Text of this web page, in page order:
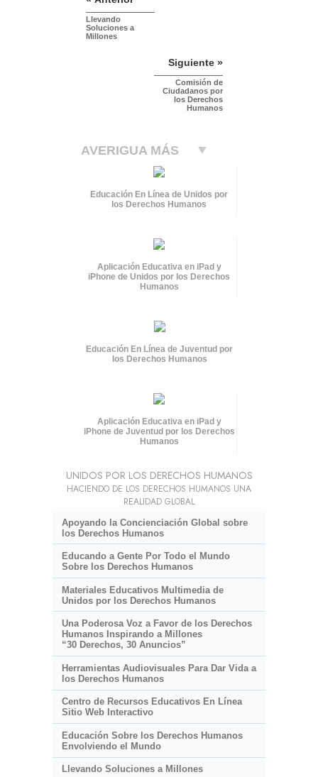
Llevando
Soluciones a
Millones
Siguiente »
Comisión de
Ciudadanos por
los Derechos
Humanos
AVERIGUA MÁS
Educación En Línea de Unidos por
los Derechos Humanos
Aplicación Educativa en iPad y
iPhone de Unidos por los Derechos
Humanos
Educación En Línea de Juventud por
los Derechos Humanos
Aplicación Educativa en iPad y
iPhone de Juventud por los Derechos
Humanos
UNIDOS POR LOS DERECHOS HUMANOS
HACIENDO DE LOS DERECHOS HUMANOS UNA
REALIDAD GLOBAL
Apoyando la Concienciación Global sobre
los Derechos Humanos
Educando a Gente Por Todo el Mundo
Sobre los Derechos Humanos
Materiales Educativos Multimedia de
Unidos por los Derechos Humanos
Una Poderosa Voz a Favor de los Derechos
Humanos Inspirando a Millones
“30 Derechos, 30 Anuncios”
Herramientas Audiovisuales Para Dar Vida a
los Derechos Humanos
Centro de Recursos Educativos En Línea
Sitio Web Interactivo
Educación Sobre los Derechos Humanos
Envolviendo el Mundo
Llevando Soluciones a Millones